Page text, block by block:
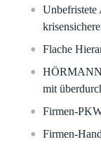
Unbefristete
Flache
mit
Firmen-
Firmen-